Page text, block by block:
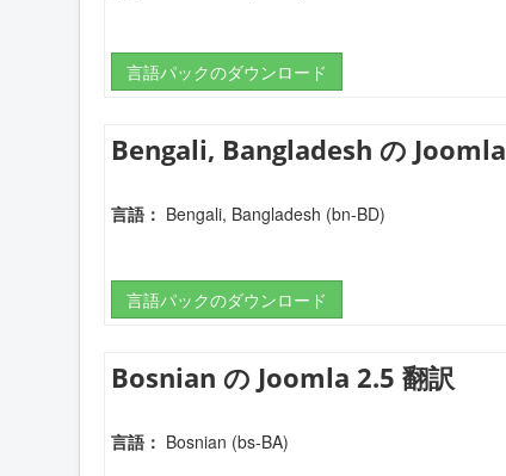
言語パックのダウンロード
Bengali, Bangladesh の
言語： Bengali, Bangladesh (bn-BD)
言語パックのダウンロード
Bosnian の Joomla 2.5 翻訳
言語： Bosnian (bs-BA)